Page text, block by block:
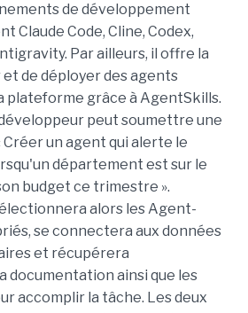
de développement
Claude Code, Cline, Codex,
Par ailleurs, il offre la
de déployer des agents
plateforme grâce à AgentSkills.
peut soumettre une
Créer un agent qui alerte le
département est sur le
budget ce trimestre ».
alors les Agent-
se connectera aux données
et récupérera
documentation ainsi que les
accomplir la tâche. Les deux